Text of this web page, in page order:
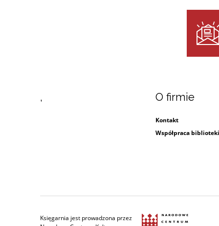
, O firmie
Kontakt
Współpraca biblioteki
Księgarnia jest prowadzona przez